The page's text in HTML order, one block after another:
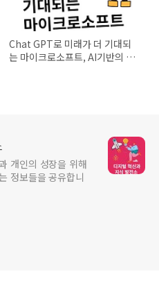
Chat GPT로 미래가 더 기대되
는 마이크로소프트, AI기반의 솔
개인의 성장을 위해
정보들을 공유합니